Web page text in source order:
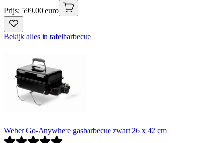
Prijs: 599.00 euro
Bekijk alles in tafelbarbecue
Weber Go-Anywhere gasbarbecue zwart 26 x 42 cm